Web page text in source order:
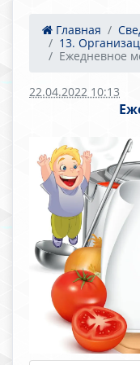
Главная
13.
Ежедневное
22.04.2022 10:13